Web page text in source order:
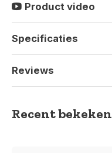
Product video
Specificaties
Reviews
Recent bekeken